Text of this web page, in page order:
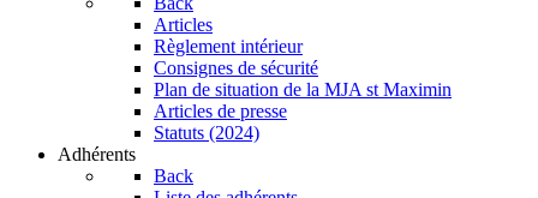
Articles
Règlement intérieur
Consignes de sécurité
Plan de situation de la MJA st Maximin
Articles de presse
Statuts (2024)
Adhérents
Back